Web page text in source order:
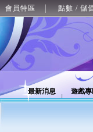
會員特區 點數 / 儲
最新消息 遊戲